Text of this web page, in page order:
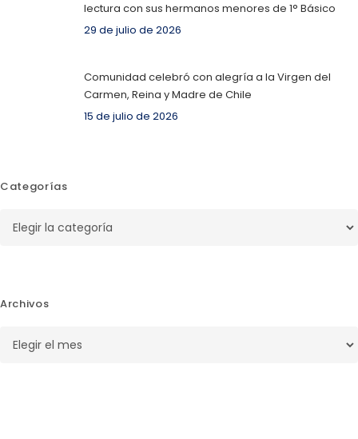
lectura con sus hermanos menores de 1° Básico
29 de julio de 2026
Comunidad celebró con alegría a la Virgen del
Carmen, Reina y Madre de Chile
15 de julio de 2026
Categorías
Archivos